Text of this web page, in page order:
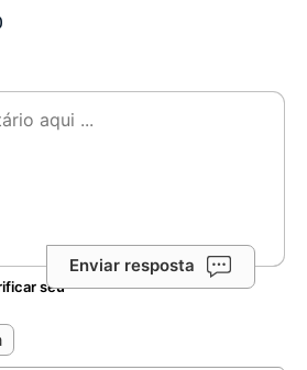
Enviar resposta
seu